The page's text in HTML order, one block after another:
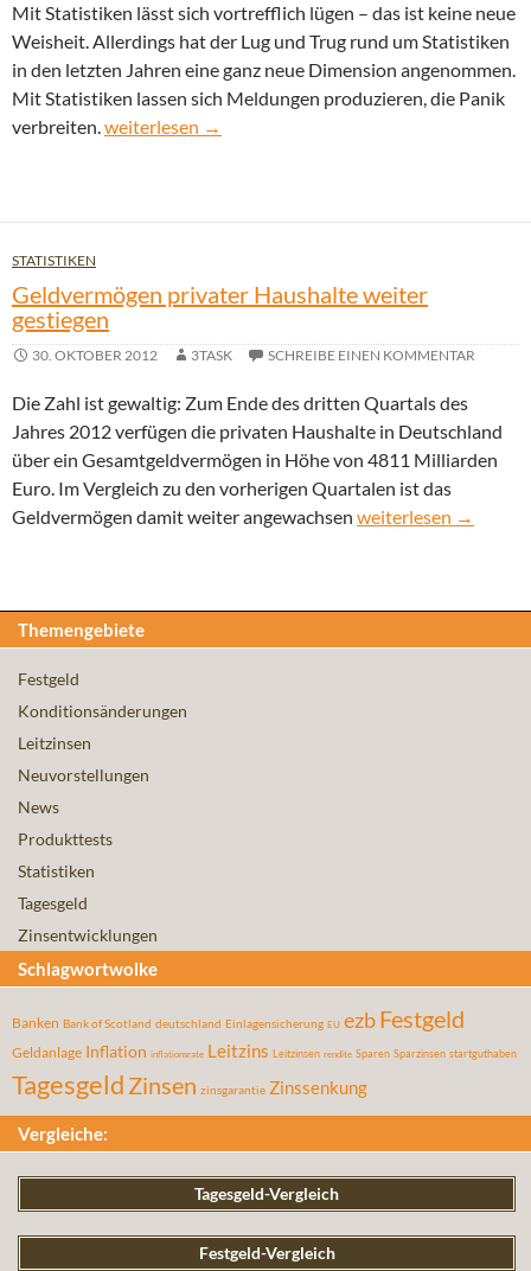
Mit Statistiken lässt sich vortrefflich lügen – das ist keine neue
Weisheit. Allerdings hat der Lug und Trug rund um Statistiken
in den letzten Jahren eine ganz neue Dimension angenommen.
Mit Statistiken lassen sich Meldungen produzieren, die Panik
verbreiten.Statistiken und die Verbreitung ungerechtfertigter
weiterlesen →
STATISTIKEN
Geldvermögen privater Haushalte weiter
gestiegen
30. OKTOBER 2012 3TASK SCHREIBE EINEN KOMMENTAR
Die Zahl ist gewaltig: Zum Ende des dritten Quartals des
Jahres 2012 verfügen die privaten Haushalte in Deutschland
über ein Gesamtgeldvermögen in Höhe von 4811 Milliarden
Euro. Im Vergleich zu den vorherigen Quartalen ist das
Geldvermögen damit weiter angewachsen Geldvermögen
weiterlesen →
Themengebiete
Festgeld
Konditionsänderungen
Leitzinsen
Neuvorstellungen
News
Produkttests
Statistiken
Tagesgeld
Zinsentwicklungen
Schlagwortwolke
Banken Bank of Scotland deutschland Einlagensicherung EU ezbFestgeld
Geldanlage Inflation inflationsrate Leitzins Leitzinsen rendite Sparen Sparzinsen startguthaben
Tagesgeld Zinsen zinsgarantie Zinssenkung
Vergleiche:
Tagesgeld-Vergleich
Festgeld-Vergleich